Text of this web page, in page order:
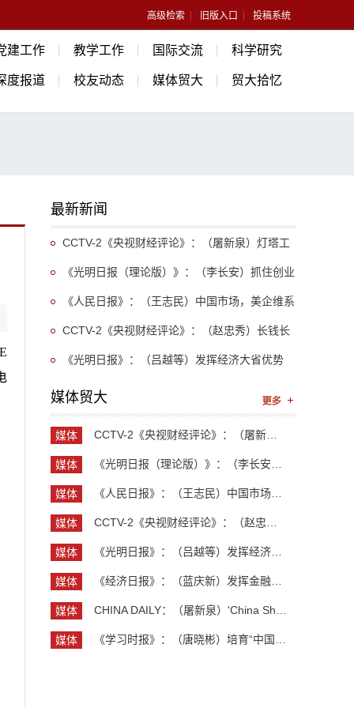
高级检索 旧版入口 投稿系统
建工作 教学工作 国际交流 科学研究
度报道 校友动态 媒体贸大 贸大拾忆
最新新闻
CCTV-2《央视财经评论》：（屠新泉）灯塔工
厂 中国点“亮”
《光明日报（理论版）》：（李长安）抓住创业
新机遇 激发创业新热潮
《人民日报》：（王志民）中国市场，美企维系
全球竞争力的重要依托（经济透视）
CCTV-2《央视财经评论》：（赵忠秀）长钱长
投 外资为何持续“加仓”中国
《光明日报》：（吕越等）发挥经济大省优势
保障产业链供应链安全
媒体贸大
媒体
媒体
媒体
媒体
媒体
媒体
媒体
媒体